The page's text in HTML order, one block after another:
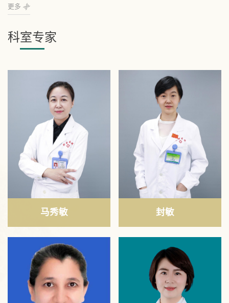
更多
科室专家
马秀敏 封敏